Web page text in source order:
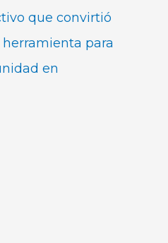
que convirtió
para
en